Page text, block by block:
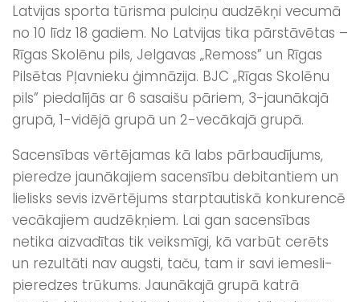
Latvijas sporta tūrisma pulciņu audzēkņi vecumā
no 10 līdz 18 gadiem. No Latvijas tika pārstāvētas –
Rīgas Skolēnu pils, Jelgavas „Remoss” un Rīgas
Pilsētas Pļavnieku ģimnāzija. BJC „Rīgas Skolēnu
pils” piedalījās ar 6 sasaišu pāriem, 3-jaunākajā
grupā, 1-vidējā grupā un 2-vecākajā grupā.
Sacensības vērtējamas kā labs pārbaudījums,
pieredze jaunākajiem sacensību debitantiem un
lielisks sevis izvērtējums starptautiskā konkurencē
vecākajiem audzēkņiem. Lai gan sacensības
netika aizvadītas tik veiksmīgi, kā varbūt cerēts
un rezultāti nav augsti, taču, tam ir savi iemesli-
pieredzes trūkums. Jaunākajā grupā katrā